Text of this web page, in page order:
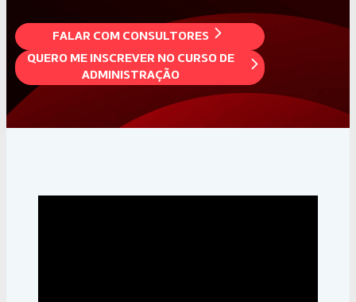
FALAR COM CONSULTORES
QUERO ME INSCREVER NO CURSO DE
ADMINISTRAÇÃO